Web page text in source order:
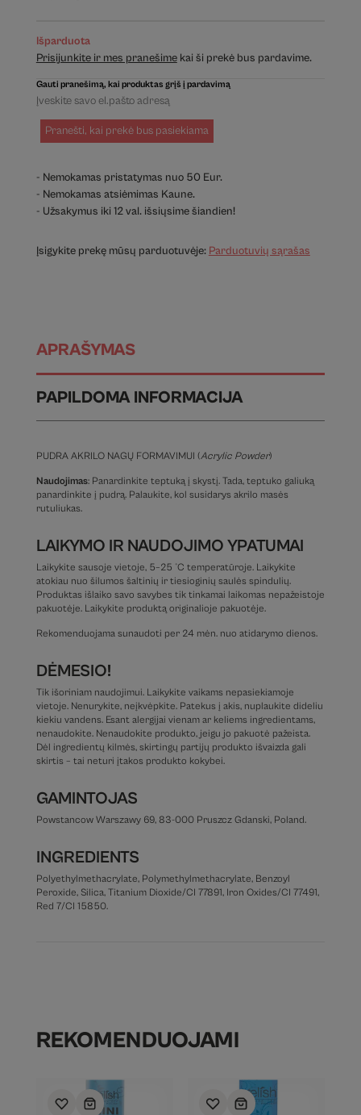
Išparduota
Prisijunkite ir mes pranešimekai ši prekė bus pardavime.
Gauti pranešimą, kai produktas grįš į pardavimą
Pranešti, kai prekė bus pasiekiama
- Nemokamas pristatymas nuo 50 Eur.
- Nemokamas atsiėmimas Kaune.
- Užsakymus iki 12 val. išsiųsime šiandien!
Įsigykite prekę mūsų parduotuvėje: Parduotuvių sąrašas
APRAŠYMAS
PAPILDOMA INFORMACIJA
PUDRA AKRILO NAGŲ FORMAVIMUI (Acrylic Powder)
Naudojimas: Panardinkite teptuką į skystį. Tada, teptuko galiuką
panardinkite į pudrą. Palaukite, kol susidarys akrilo masės
rutuliukas.
LAIKYMO IR NAUDOJIMO YPATUMAI
Laikykite sausoje vietoje, 5–25 °C temperatūroje. Laikykite
atokiau nuo šilumos šaltinių ir tiesioginių saulės spindulių.
Produktas išlaiko savo savybes tik tinkamai laikomas nepažeistoje
pakuotėje. Laikykite produktą originalioje pakuotėje.
Rekomenduojama sunaudoti per 24 mėn. nuo atidarymo dienos.
DĖMESIO!
Tik išoriniam naudojimui. Laikykite vaikams nepasiekiamoje
vietoje. Nenurykite, neįkvėpkite. Patekus į akis, nuplaukite dideliu
kiekiu vandens. Esant alergijai vienam ar keliems ingredientams,
nenaudokite. Nenaudokite produkto, jeigu jo pakuotė pažeista.
Dėl ingredientų kilmės, skirtingų partijų produkto išvaizda gali
skirtis – tai neturi įtakos produkto kokybei.
GAMINTOJAS
Powstancow Warszawy 69, 83-000 Pruszcz Gdanski, Poland.
INGREDIENTS
Polyethylmethacrylate, Polymethylmethacrylate, Benzoyl
Peroxide, Silica, Titanium Dioxide/CI 77891, Iron Oxides/CI 77491,
Red 7/CI 15850.
REKOMENDUOJAMI